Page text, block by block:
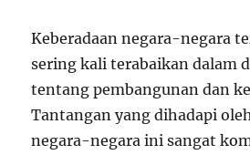
Keberadaan negara-negara
sering kali terabaikan dalam
tentang pembangunan dan
Tantangan yang dihadapi
negara-negara ini sangat